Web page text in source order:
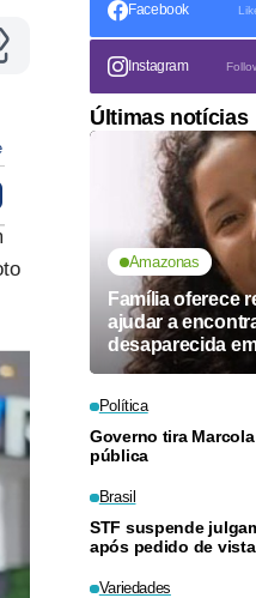
Facebook
Instagram
Últimas notícias
Amazonas
Família oferece
ajudar a
desaparecida
Política
Governo tira
pública
Brasil
STF suspende
após pedido de
Variedades